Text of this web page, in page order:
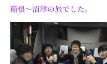
箱根～沼津の旅でした。